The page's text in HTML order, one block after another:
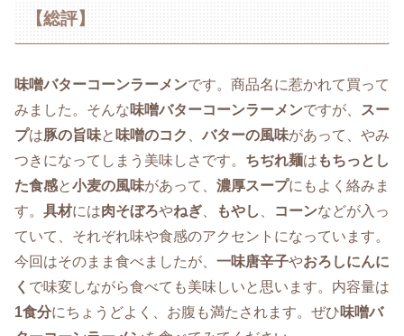
【総評】
味噌バターコーンラーメンです。商品名に惹かれて買って
みました。そんな味噌バターコーンラーメンですが、
スー
プは豚の旨味と 味噌のコク バターの風味があって、やみ
つきになってしまう美味しさです。 ちぢれ麺は もちっとし
た食感と小麦の風味があって、 濃厚スープにもよく絡みま
す。 具材には肉そぼろやねぎ もやし コーンなどが入っ
ていて、それぞれ味や食感のアクセントになっています。
今回はそのまま食べましたが、 一味唐辛子やおろしにんに
く で味変しながら食べても美味しいと思います。内容量は
1食分にちょうどよく、お腹も満たされます。ぜひ味噌バ